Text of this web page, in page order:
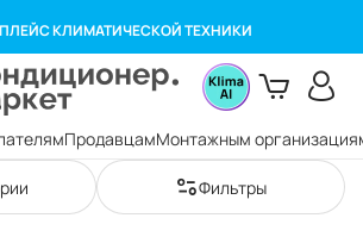
КЛИМАТИЧЕСКОЙ ТЕХНИКИ
ПродавцамМонтажным
Фильтры